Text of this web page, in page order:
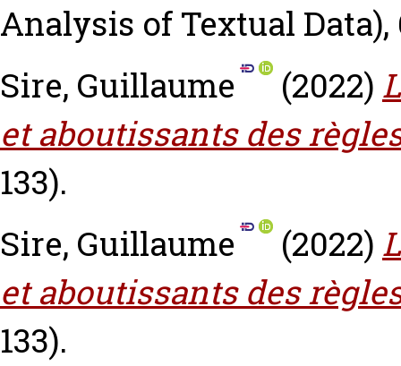
Analysis of Textual
Sire, Guillaume
(2022)
et aboutissants des
133).
Sire, Guillaume
(2022)
et aboutissants des
133).